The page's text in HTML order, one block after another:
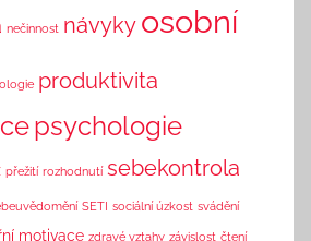
nečinnost návyky osobní
produktivita
psychologie
přežití rozhodnutí sebekontrola
SETI sociální úzkost svádění
motivace zdravé vztahy závislost čtení